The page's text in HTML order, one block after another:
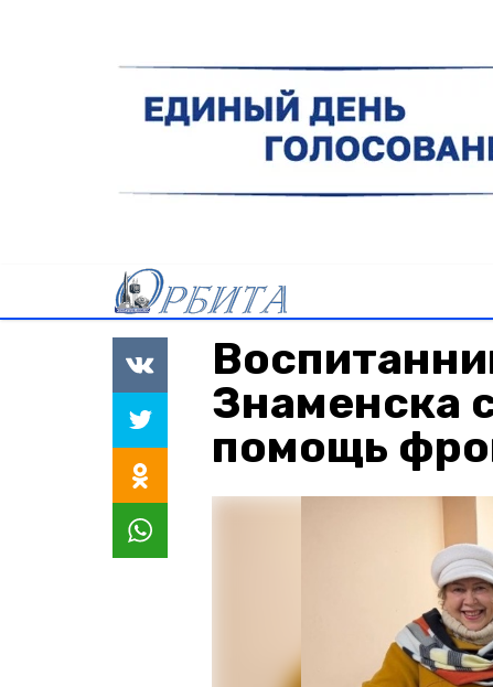
Знаменска
помощь